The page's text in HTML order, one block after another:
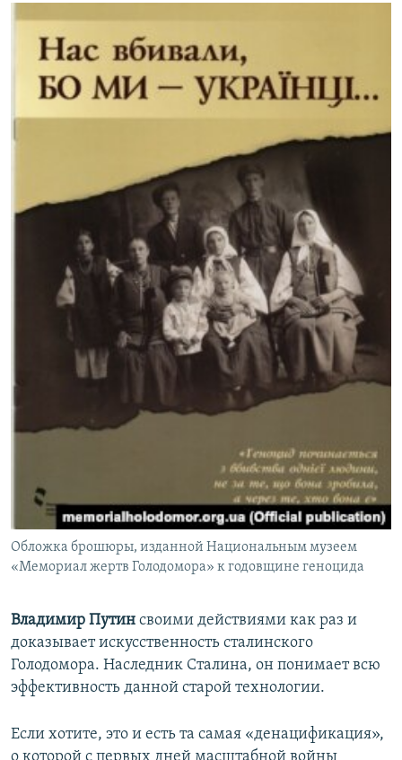
Обложка брошюры, изданной Национальным музеем
«Мемориал жертв Голодомора» к годовщине геноцида
Владимир Путин своими действиями как раз и
доказывает искусственность сталинского
Голодомора. Наследник Сталина, он понимает всю
эффективность данной старой технологии.
Если хотите, это и есть та самая «денацификация»,
о которой с первых дней масштабной войны